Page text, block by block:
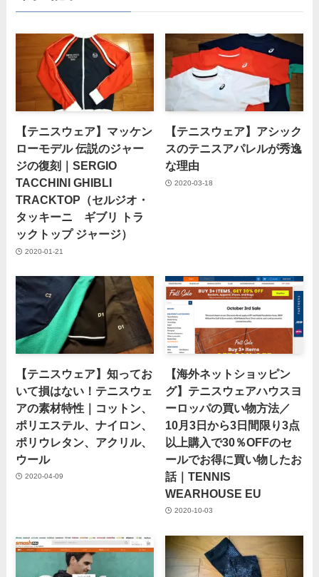
【テニスウェア】マッケン
ローモデル 伝説のジャー
ジの復刻｜SERGIO
TACCHINI GHIBLI
TRACKTOP（セルジオ・
タッキーニ ギブリ トラ
ックトップ ジャージ）
2020-01-21
【テニスウェア】アシック
スのテニスアパレルが秀逸
な理由
2020-03-18
【テニスウェア】知ってお
いて損はない！テニスウェ
アの素材特性｜コットン、
ポリエステル、ナイロン、
ポリウレタン、アクリル、
ウール
2020-04-09
【海外ネットショッピン
グ】テニスウェアハウスヨ
ーロッパの買い物方法／
10月3日から3日間限り3点
以上購入で30％OFFのセ
ールでお得に買い物したお
話｜TENNIS
WEARHOUSE EU
2020-10-03